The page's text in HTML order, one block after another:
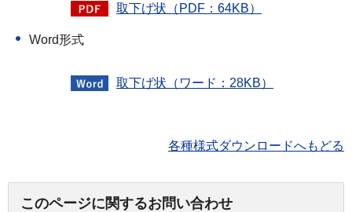
取下げ状（PDF：64KB）
Word形式
取下げ状（ワード：28KB）
各種様式ダウンロードへもどる
このページに関するお問い合わせ